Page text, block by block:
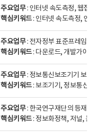
주요업무: 인터넷 속도측정, 웹접
핵심키워드: 인터넷 속도측정, 인
주요업무: 전자정부 표준프레임
핵심키워드: 다운로드, 개발가이
주요업무: 정보통신보조기기 보
핵심키워드: 보조기기, 정보통신
주요업무: 한국연구재단의 등재
핵심키워드: 정보화정책, 저널,